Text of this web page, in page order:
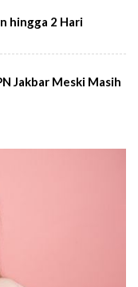
hingga 2 Hari
Jakbar Meski Masih